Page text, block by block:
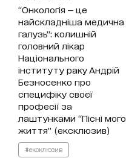
“Онкологія — це
найскладніша медична
галузь”: колишній
головний лікар
Національного
інституту раку Андрій
Безносенко про
специфіку своєї
професії за
лаштунками “Пісні мого
життя” (ексклюзив)
#ексклюзив